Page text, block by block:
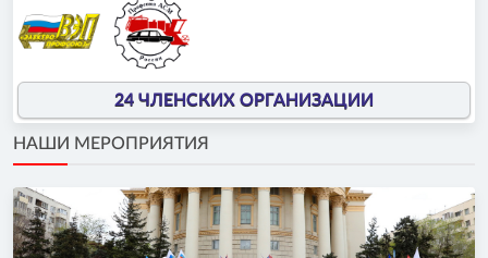
24 ЧЛЕНСКИХ ОРГАНИЗАЦИИ
НАШИ МЕРОПРИЯТИЯ